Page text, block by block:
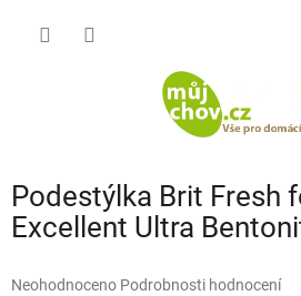
Podestýlka Brit Fresh
Excellent Ultra
Průměrné
Neohodnoceno Podrobnosti hodnocení